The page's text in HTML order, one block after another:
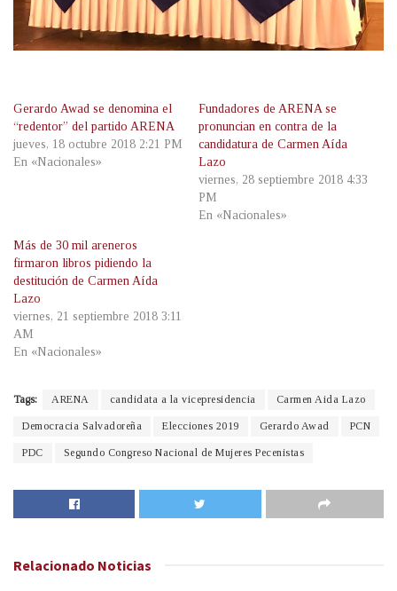
Gerardo Awad se denomina el
“redentor” del partido ARENA
jueves, 18 octubre 2018 2:21 PM
En «Nacionales»
Fundadores de ARENA se
pronuncian en contra de la
candidatura de Carmen Aída
Lazo
viernes, 28 septiembre 2018 4:33
PM
En «Nacionales»
Más de 30 mil areneros
firmaron libros pidiendo la
destitución de Carmen Aída
Lazo
viernes, 21 septiembre 2018 3:11
AM
En «Nacionales»
Tags: ARENA candidata a la vicepresidencia Carmen Aida Lazo
Democracia Salvadoreña Elecciones 2019 Gerardo Awad PCN
PDC Segundo Congreso Nacional de Mujeres Pecenistas
Relacionado Noticias